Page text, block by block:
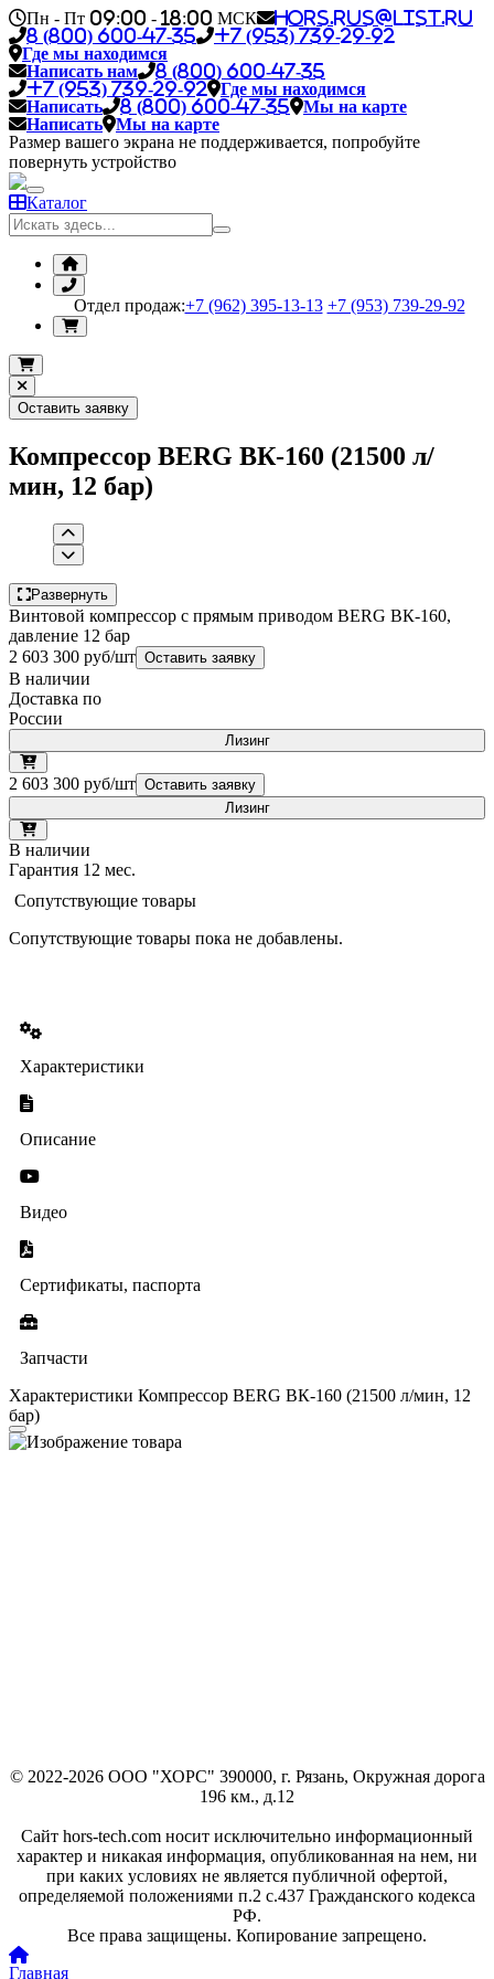
Пн - Пт 09:00 - 18:00 МСК
hors.rus@list.ru
8 (800) 600-47-35
+7 (953) 739-29-92
Где мы находимся
Написать нам
8 (800) 600-47-35
+7 (953) 739-29-92
Где мы находимся
Написать
8 (800) 600-47-35
Мы на карте
Написать
Мы на карте
Размер вашего экрана не поддерживается, попробуйте
повернуть устройство
Каталог
Отдел продаж:+7 (962) 395-13-13 +7 (953) 739-29-92
Оставить заявку
Компрессор BERG ВК-160 (21500 л/
мин, 12 бар)
Развернуть
Винтовой компрессор с прямым приводом BERG ВК-160,
давление 12 бар
2 603 300 руб/шт Оставить заявку
В наличии
Доставка по
России
Лизинг
2 603 300 руб/шт Оставить заявку
Лизинг
В наличии
Гарантия 12 мес.
Сопутствующие товары
Сопутствующие товары пока не добавлены.
Характеристики
Описание
Видео
Сертификаты, паспорта
Запчасти
Характеристики Компрессор BERG ВК-160 (21500 л/мин, 12
бар)
© 2022-2026 ООО "ХОРС" 390000, г. Рязань, Окружная дорога
196 км., д.12
Сайт hors-tech.com носит исключительно информационный
характер и никакая информация, опубликованная на нем, ни
при каких условиях не является публичной офертой,
определяемой положениями п.2 с.437 Гражданского кодекса
РФ.
Все права защищены. Копирование запрещено.
Главная